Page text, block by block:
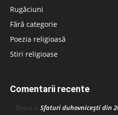
Rugăciuni
Fără categorie
Poezia religioasă
Stiri religioase
Comentarii recente
Doina la Sfaturi duhovnicești din